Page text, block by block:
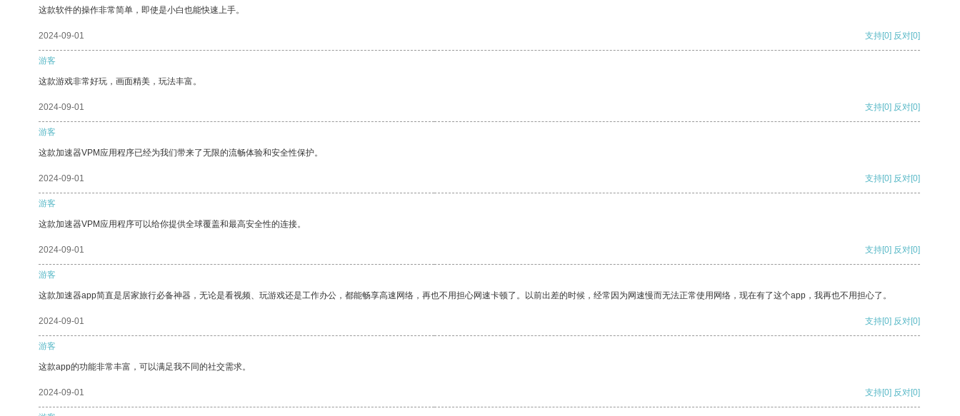
这款软件的操作非常简单，即使是小白也能快速上手。
2024-09-01 支持[0] 反对[0]
游客
这款游戏非常好玩，画面精美，玩法丰富。
2024-09-01 支持[0] 反对[0]
游客
这款加速器VPM应用程序已经为我们带来了无限的流畅体验和安全性保护。
2024-09-01 支持[0] 反对[0]
游客
这款加速器VPM应用程序可以给你提供全球覆盖和最高安全性的连接。
2024-09-01 支持[0] 反对[0]
游客
这款加速器app简直是居家旅行必备神器，无论是看视频、玩游戏还是工作办公，都能畅享高速网络，再也不用担心网速卡顿了。以前出差的时候，经常因为网速慢而无法正常使用网络，现在有了这个app，我再也不用担心了。
2024-09-01 支持[0] 反对[0]
游客
这款app的功能非常丰富，可以满足我不同的社交需求。
2024-09-01 支持[0] 反对[0]